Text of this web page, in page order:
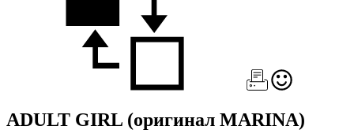
ADULT GIRL (оригинал MARINA)